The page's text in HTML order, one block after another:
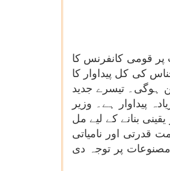
سی کمپلیکس، نئی دہلی میں خریف مہم 2022-23 کے لیے زراعت پر قومی کانفرنس کا
22 ) کے مطابق ملک میں غذائی اجناس کی کل پیداوار کا
ایک ریکارڈ ہوگا۔ دالوں اور تیل کے بیجوں کی پیداوار بالترتیب 269.5 اور 371.5 لاکھ ٹن ہوگی۔ تیسرے جدید
کی سب سے زیادہ پیداوار ہے۔ وزیر
بنانے کے لیے مل
قدرتی اور نامیاتی
پر توجہ دی